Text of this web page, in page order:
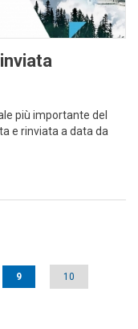
più importante del
e rinviata a data da
9 10